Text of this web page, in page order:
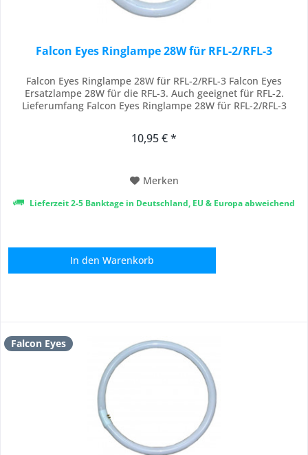
Falcon Eyes Ringlampe 28W für RFL-2/RFL-3
Falcon Eyes Ringlampe 28W für RFL-2/RFL-3 Falcon Eyes
Ersatzlampe 28W für die RFL-3. Auch geeignet für RFL-2.
Lieferumfang Falcon Eyes Ringlampe 28W für RFL-2/RFL-3
10,95 € *
Merken
Lieferzeit 2-5 Banktage in Deutschland, EU & Europa abweichend
In den Warenkorb
Falcon Eyes